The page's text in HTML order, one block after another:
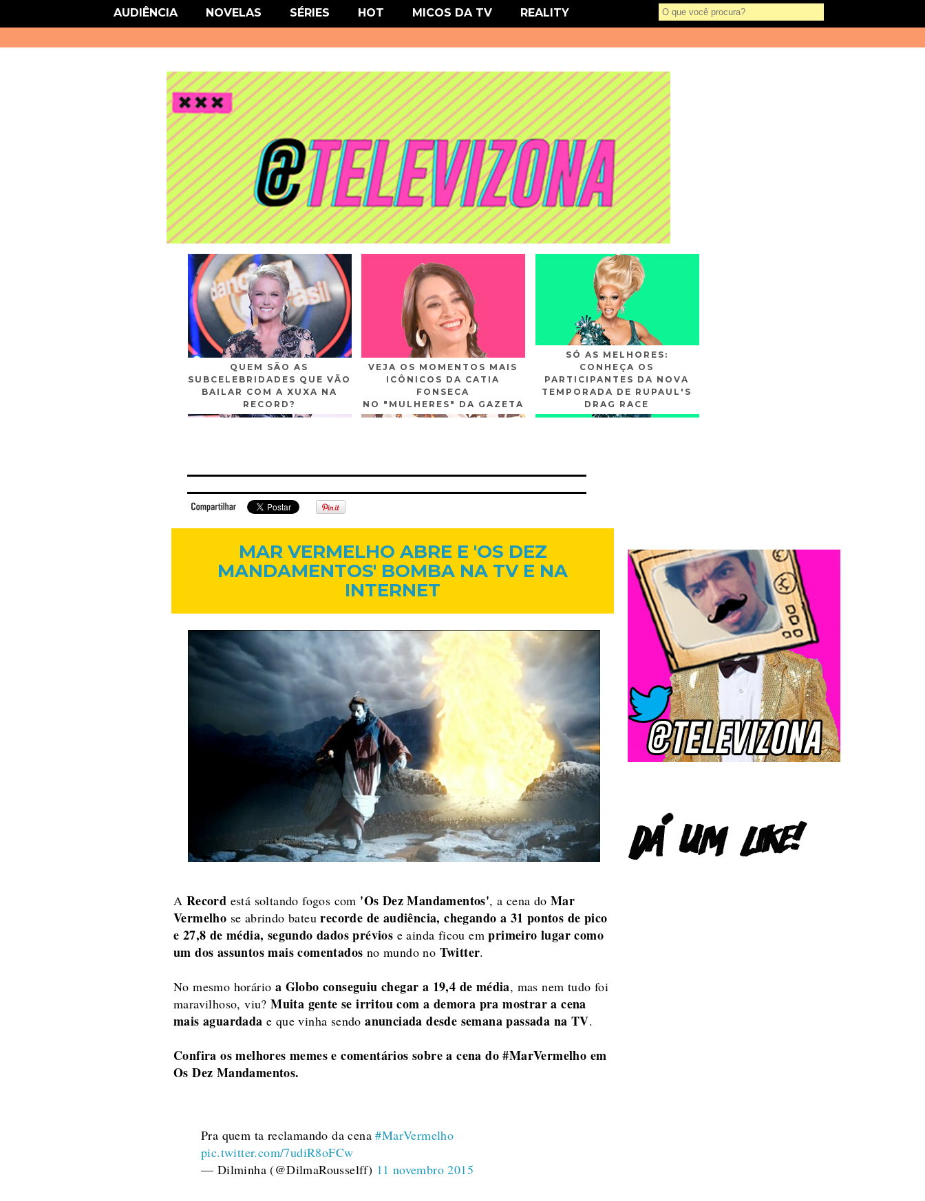
link href='http://fonts.googleapis.com/css?family=Roboto' rel='stylesheet' type='text/css'/>
QUEM SÃO AS
SUBCELEBRIDADES QUE VÃO
BAILAR COM A XUXA NA
RECORD?
VEJA OS MOMENTOS MAIS
ICÔNICOS DA CATIA
FONSECA
NO "MULHERES" DA GAZETA
SÓ AS MELHORES:
CONHEÇA OS
PARTICIPANTES DA NOVA
TEMPORADA DE RUPAUL'S
DRAG RACE
AUDIÊNCIA NOVELAS SÉRIES HOT MICOS DA TV REALITY
MAR VERMELHO ABRE E 'OS DEZ
MANDAMENTOS' BOMBA NA TV E NA
INTERNET
A Record está soltando fogos com 'Os Dez Mandamentos', a cena doMar
Vermelho se abrindo bateurecorde de audiência, chegando a 31 pontos de pico
e 27,8 de média, segundo dados prévios e ainda ficou emprimeiro lugar como
um dos assuntos mais comentados no mundo no Twitter.
No mesmo horário a Globo conseguiu chegar a 19,4 de média, mas nem tudo foi
maravilhoso, viu?Muita gente se irritou com a demora pra mostrar a cena
mais aguardada e que vinha sendoanunciada desde semana passada na TV.
Confira os melhores memes e comentários sobre a cena do #MarVermelho em
Os Dez Mandamentos.
Pra quem ta reclamando da cena#MarVermelho
pic.twitter.com/7udiR8oFCw
— Dilminha (@DilmaRousselff) 11 novembro 2015